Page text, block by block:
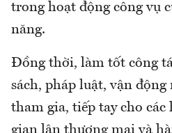
trong hoạt động công vụ
năng.
Đồng thời, làm tốt công
sách, pháp luật, vận
tham gia, tiếp tay cho các